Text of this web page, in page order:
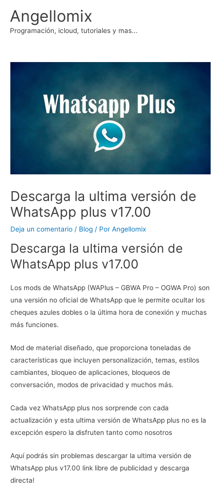
contenido
Angellomix
Programación, icloud, tutoriales y mas...
Descarga la ultima versión de
WhatsApp plus v17.00
Deja un comentario / Blog / PorAngellomix
Descarga la ultima versión de
WhatsApp plus v17.00
Los mods de WhatsApp (WAPlus – GBWA Pro – OGWA Pro) son
una versión no oficial de WhatsApp que le permite ocultar los
cheques azules dobles o la última hora de conexión y muchas
más funciones.
Mod de material diseñado, que proporciona toneladas de
características que incluyen personalización, temas, estilos
cambiantes, bloqueo de aplicaciones, bloqueos de
conversación, modos de privacidad y muchos más.
Cada vez WhatsApp plus nos sorprende con cada
actualización y esta ultima versión de WhatsApp plus no es la
excepción espero la disfruten tanto como nosotros
Aquí podrás sin problemas descargar la ultima versión de
WhatsApp plus v17.00 link libre de publicidad y descarga
directa!